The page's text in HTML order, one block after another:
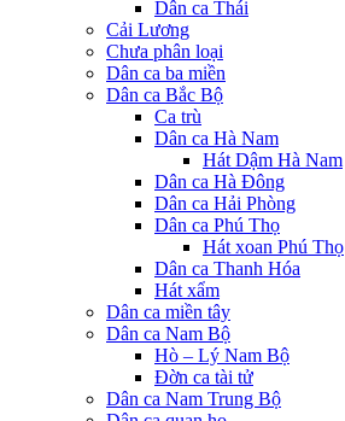
Dân ca Thái
Cải Lương
Chưa phân loại
Dân ca ba miền
Dân ca Bắc Bộ
Ca trù
Dân ca Hà Nam
Hát Dậm Hà Nam
Dân ca Hà Đông
Dân ca Hải Phòng
Dân ca Phú Thọ
Hát xoan Phú Thọ
Dân ca Thanh Hóa
Hát xẩm
Dân ca miền tây
Dân ca Nam Bộ
Hò – Lý Nam Bộ
Đờn ca tài tử
Dân ca Nam Trung Bộ